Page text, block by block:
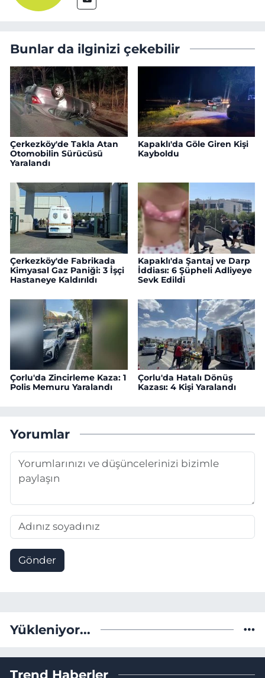
Bunlar da ilginizi çekebilir
Çerkezköy'de Takla Atan
Otomobilin Sürücüsü
Yaralandı
Kapaklı'da Göle Giren Kişi
Kayboldu
Çerkezköy'de Fabrikada
Kimyasal Gaz Paniği: 3 İşçi
Hastaneye Kaldırıldı
Kapaklı'da Şantaj ve Darp
İddiası: 6 Şüpheli Adliyeye
Sevk Edildi
Çorlu'da Zincirleme Kaza: 1
Polis Memuru Yaralandı
Çorlu'da Hatalı Dönüş
Kazası: 4 Kişi Yaralandı
Yorumlar
Gönder
Yükleniyor...
Trend Haberler